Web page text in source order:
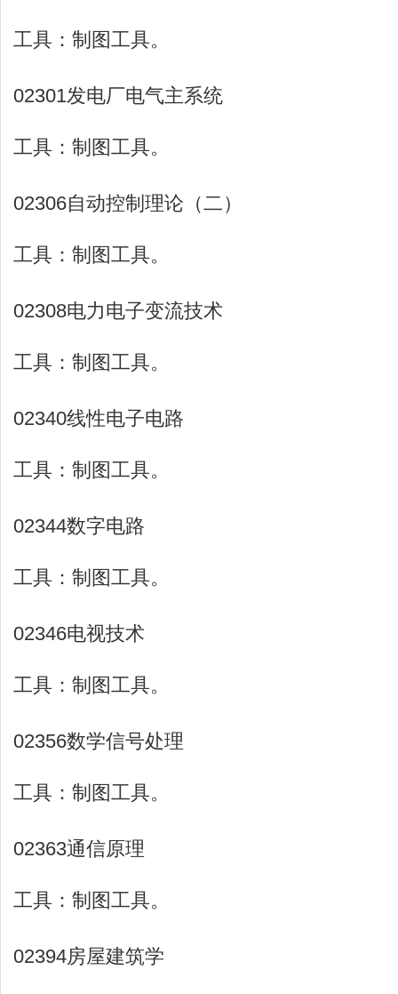
工具：制图工具。
02301发电厂电气主系统
工具：制图工具。
02306自动控制理论（二）
工具：制图工具。
02308电力电子变流技术
工具：制图工具。
02340线性电子电路
工具：制图工具。
02344数字电路
工具：制图工具。
02346电视技术
工具：制图工具。
02356数学信号处理
工具：制图工具。
02363通信原理
工具：制图工具。
02394房屋建筑学